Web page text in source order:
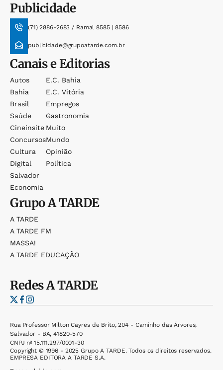
Publicidade
(71) 2886-2683 / Ramal 8585 | 8586
publicidade@grupoatarde.com.br
Canais e Editorias
Autos
Bahia
Brasil
Saúde
Cineinsite
Concursos
Cultura
Digital
Salvador
Economia
E.c. Bahia
E.c. Vitória
Empregos
Gastronomia
Muito
Mundo
Opinião
Política
GrupoA TARDE
A TARDE
A TARDE FM
MASSA!
A TARDE EDUCAÇÃO
RedesA TARDE
Rua Professor Milton Cayres de Brito, 204 - Caminho das Árvores,
Salvador - BA, 41820-570
CNPJ nº 15.111.297/0001-30
Copyright © 1996 - 2025 Grupo A TARDE. Todos os direitos reservados.
EMPRESA EDITORA A TARDE S.A.